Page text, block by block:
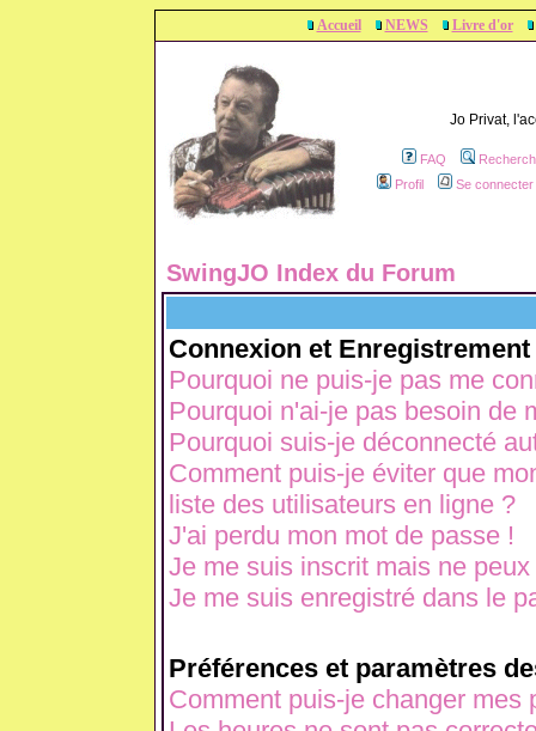
Accueil NEWS Livre d'or
Jo Privat,
FAQ
Profil
Se
SwingJO Index du Forum
Connexion et Enregistrement
Pourquoi ne puis-je pas me
Pourquoi n'ai-je pas besoin de
Pourquoi suis-je déconnecté
Comment puis-je éviter que
liste des utilisateurs en ligne ?
J'ai perdu mon mot de passe !
Je me suis inscrit mais ne
Je me suis enregistré dans le
Préférences et paramètres
Comment puis-je changer mes